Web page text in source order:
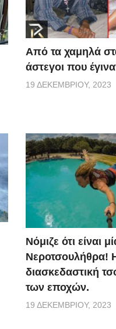
Από τα χαμηλά
άστεγοι που
19 ΔΕΚΕΜΒΡΊΟΥ, 2023
Νόμιζε ότι είναι
Νεροτσουλήθρα!
διασκεδαστική
των εποχών.
19 ΔΕΚΕΜΒΡΊΟΥ, 2023